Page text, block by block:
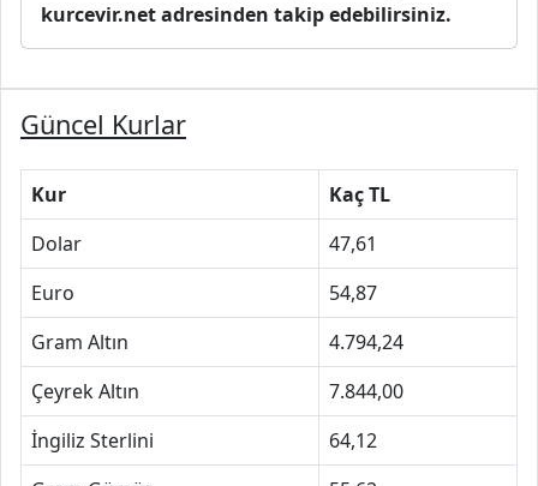
kurcevir.net adresinden takip edebilirsiniz.
Güncel Kurlar
Kur
Kaç TL
Dolar
47,61
Euro
54,87
Gram Altın
4.794,24
Çeyrek Altın
7.844,00
İngiliz Sterlini
64,12